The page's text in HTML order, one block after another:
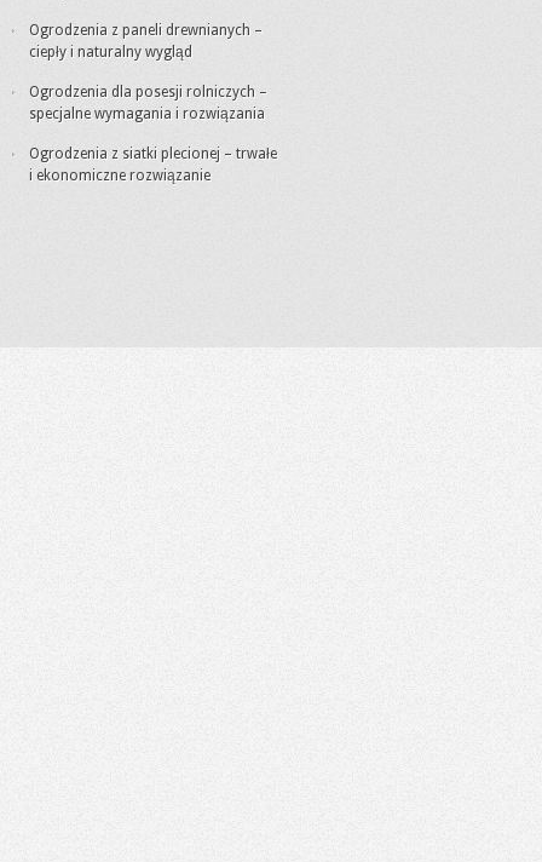
Ogrodzenia z paneli drewnianych –
ciepły i naturalny wygląd
Ogrodzenia dla posesji rolniczych –
specjalne wymagania i rozwiązania
Ogrodzenia z siatki plecionej – trwałe
i ekonomiczne rozwiązanie